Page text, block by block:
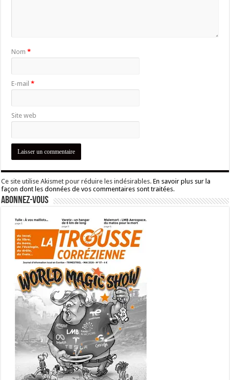
Nom*
E-mail*
Site web
Ce site utilise Akismet pour réduire les indésirables.En savoir plus sur la
façon dont les données de vos commentaires sont traitées.
Abonnez-vous